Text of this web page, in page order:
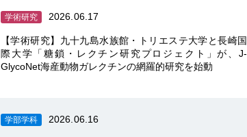
学術研究 2026.06.17
【学術研究】九十九島水族館・トリエステ大学と長崎国
際大学「糖鎖・レクチン研究プロジェクト」が、J-
GlycoNet海産動物ガレクチンの網羅的研究を始動
学部学科 2026.06.16